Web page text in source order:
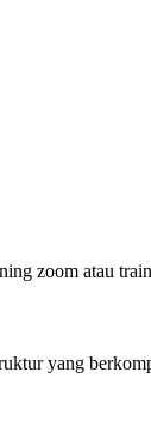
zoom atau
yang